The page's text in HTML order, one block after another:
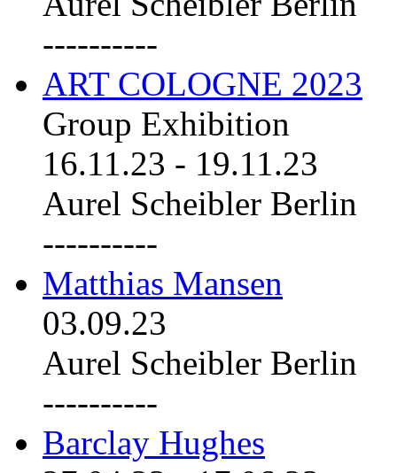
----------
ART COLOGNE 2023
Group Exhibition
16.11.23 - 19.11.23
Aurel Scheibler Berlin
----------
Matthias Mansen
03.09.23
Aurel Scheibler Berlin
----------
Barclay Hughes